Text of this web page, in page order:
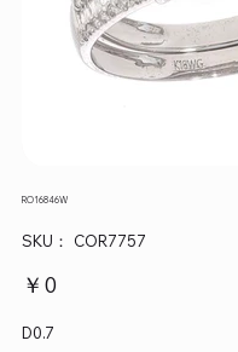
RO16846W
SKU：
SKU：
COR7757
価
格
￥0
D0.7